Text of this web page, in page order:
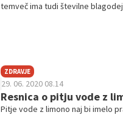
temveč ima tudi številne
ZDRAVJE
29. 06. 2020 08.14
Resnica o pitju vode z
Pitje vode z limono naj bi imelo